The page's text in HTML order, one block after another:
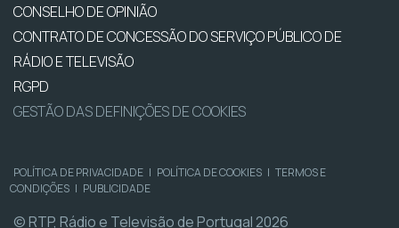
CONSELHO DE OPINIÃO
CONTRATO DE CONCESSÃO DO SERVIÇO PÚBLICO DE
RÁDIO E TELEVISÃO
RGPD
GESTÃO DAS DEFINIÇÕES DE COOKIES
POLÍTICA DE PRIVACIDADE | POLÍTICA DE COOKIES | TERMOS E
CONDIÇÕES | PUBLICIDADE
© RTP, Rádio e Televisão de Portugal 2026